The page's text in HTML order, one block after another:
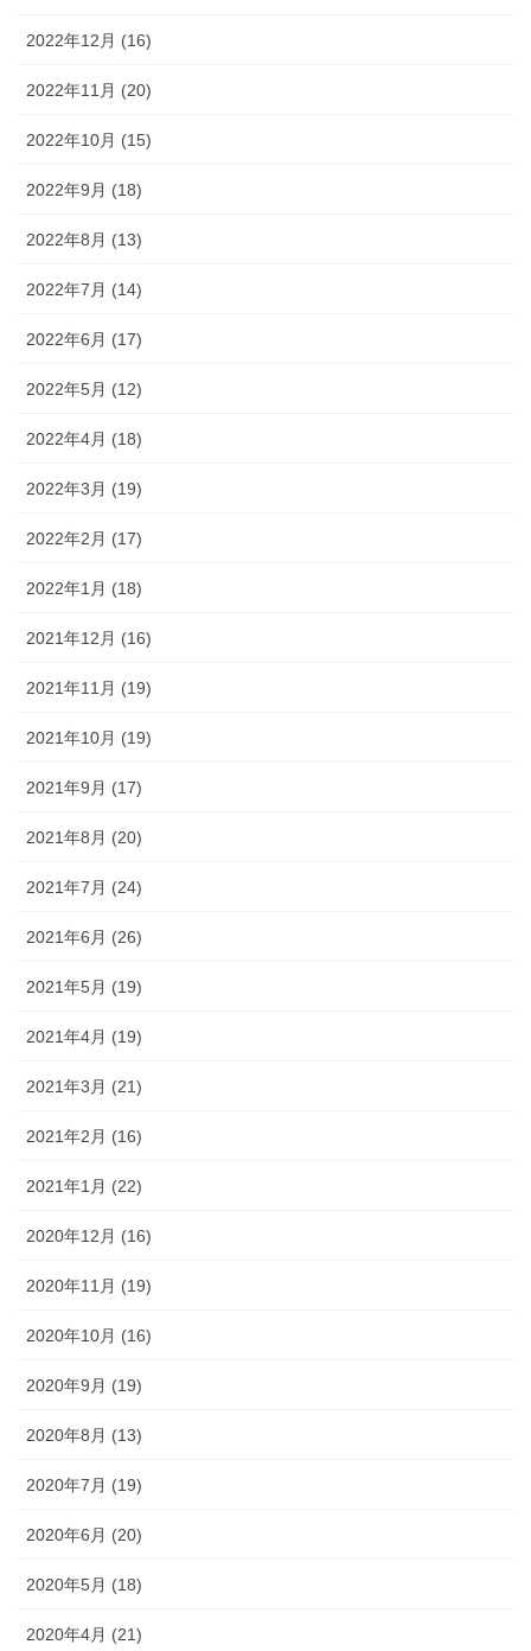
2022年12月 (16)
2022年11月 (20)
2022年10月 (15)
2022年9月 (18)
2022年8月 (13)
2022年7月 (14)
2022年6月 (17)
2022年5月 (12)
2022年4月 (18)
2022年3月 (19)
2022年2月 (17)
2022年1月 (18)
2021年12月 (16)
2021年11月 (19)
2021年10月 (19)
2021年9月 (17)
2021年8月 (20)
2021年7月 (24)
2021年6月 (26)
2021年5月 (19)
2021年4月 (19)
2021年3月 (21)
2021年2月 (16)
2021年1月 (22)
2020年12月 (16)
2020年11月 (19)
2020年10月 (16)
2020年9月 (19)
2020年8月 (13)
2020年7月 (19)
2020年6月 (20)
2020年5月 (18)
2020年4月 (21)